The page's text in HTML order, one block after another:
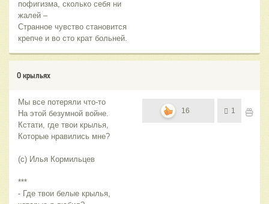
пофигизма, сколько себя ни
жалей –
Странное чувство становится
крепче и во сто крат больней.
О крыльях
Мы все потеряли что-то
На этой безумной войне.
Кстати, где твои крылья,
Которые нравились мне?
(с) Илья Кормильцев
***
- Где твои белые крылья,
16 1